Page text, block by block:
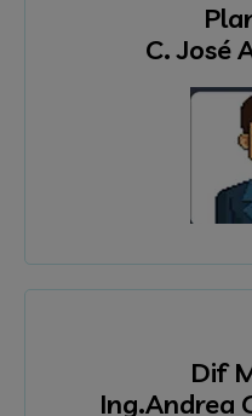
C. José
Dif
Ing.Andrea